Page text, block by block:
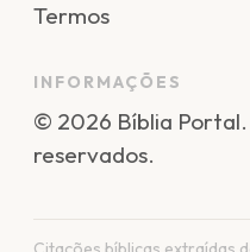
Termos
INFORMAÇÕES
© 2026 Bíblia Portal
reservados.